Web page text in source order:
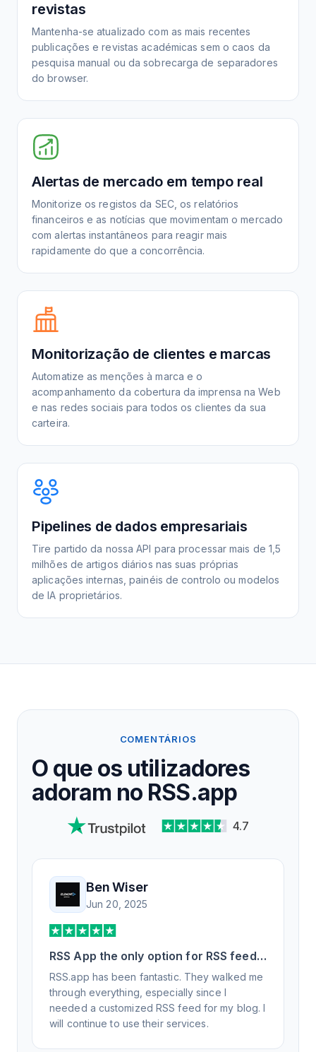
revistas
Mantenha-se atualizado com as mais recentes
publicações e revistas académicas sem o caos da
pesquisa manual ou da sobrecarga de separadores
do browser.
Alertas de mercado em tempo real
Monitorize os registos da SEC, os relatórios
financeiros e as notícias que movimentam o mercado
com alertas instantâneos para reagir mais
rapidamente do que a concorrência.
Monitorização de clientes e marcas
Automatize as menções à marca e o
acompanhamento da cobertura da imprensa na Web
e nas redes sociais para todos os clientes da sua
carteira.
Pipelines de dados empresariais
Tire partido da nossa API para processar mais de 1,5
milhões de artigos diários nas suas próprias
aplicações internas, painéis de controlo ou modelos
de IA proprietários.
COMENTÁRIOS
O que os utilizadores
adoram no RSS.app
4.7
Ben Wiser
Jun 20, 2025
RSS App the only option for RSS feed
generation
RSS.app has been fantastic. They walked me
through everything, especially since I
needed a customized RSS feed for my blog. I
will continue to use their services.